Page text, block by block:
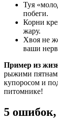
Туя
побеги.
Корни
жару.
Хвоя не
ваши
Пример из
рыжими
купоросом и
питомнике!
5 ошибок,